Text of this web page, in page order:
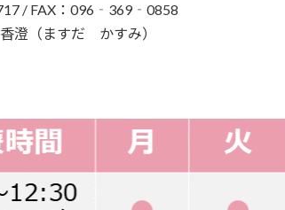
/ FAX：096‐369‐0858
（ますだ かすみ）